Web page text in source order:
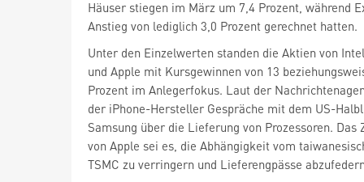
Häuser stiegen im März um 7,4 Prozent, während
Anstieg von lediglich 3,0 Prozent gerechnet hatten.
Unter den Einzelwerten standen die Aktien von Intel
und Apple mit Kursgewinnen von 13
Prozent im Anlegerfokus. Laut der
der iPhone-Hersteller Gespräche mit dem US-
Samsung über die Lieferung von Prozessoren. Das
von Apple sei es, die Abhängigkeit vom
TSMC zu verringern und Lieferengpässe